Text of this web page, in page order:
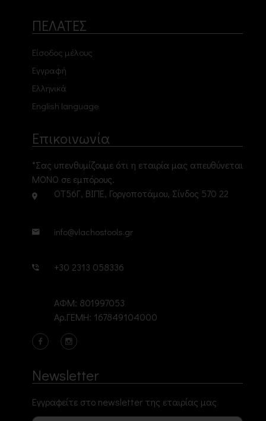
ΠΕΛΑΤΕΣ
Είσοδος μέλους
Εγγραφή
Ελληνικά
English language
Επικοινωνία
*Σας υπενθυμίζουμε ότι η εταιρία μας απευθύνεται
ΜΟΝΟ σε εμπόρους.
ΟΤ56Γ, ΒΙΠΕ, Γοργοποτάμου, Σίνδος 570 22
info@vlachostools.gr
+30 2313 058336
ΑΦΜ: 801997053
Αρ.ΓΕΜΗ: 167849104000
Newsletter
Εγγραφείτε στο newsletter της εταιρίας μας